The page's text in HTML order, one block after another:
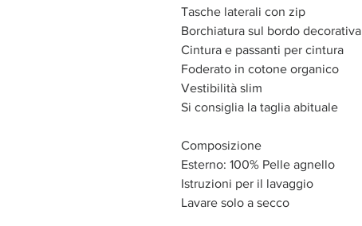
Tasche laterali con zip
Borchiatura sul bordo decorativa
Cintura e passanti per cintura
Foderato in cotone organico
Vestibilità slim
Si consiglia la taglia abituale
Composizione
Esterno: 100% Pelle agnello
Istruzioni per il lavaggio
Lavare solo a secco